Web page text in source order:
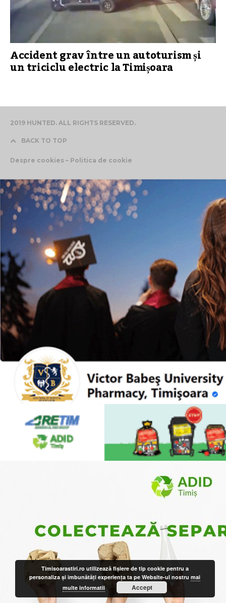
Accident grav între un autoturism și
un triciclu electric la Timișoara
2019 HUNTED. ALL RIGHTS RESERVED.
BACK TO TOP
Despre cookies – Politica de cookie
Timisoarastiri.ro utilizează fişiere de tip cookie pentru a
personaliza și îmbunătăți experiența ta pe Website-ul nostrumai
multe informatii
Accept